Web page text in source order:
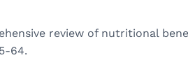
review of nutritional
64.